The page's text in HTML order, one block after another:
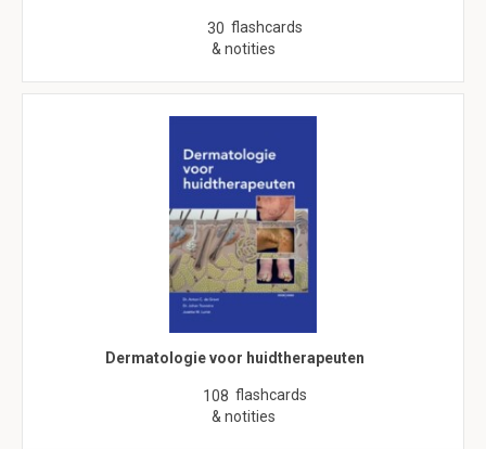
30 flashcards
& notities
Dermatologie voor huidtherapeuten
108 flashcards
& notities